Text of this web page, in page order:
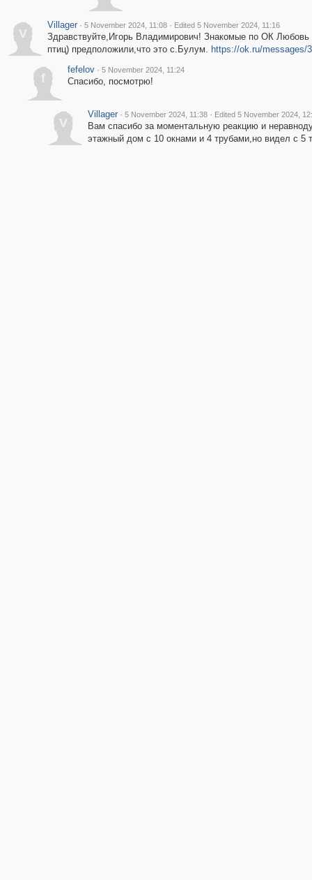
V
Villager · 5 November 2024, 11:08 · Edited 5 November 2024, 11:16
Здравствуйте,Игорь Владимирович! Знакомые по ОК
птиц) предположили,что это с.Булум. https://ok.ru/messages/
f
fefelov · 5 November 2024, 11:24
Спасибо, посмотрю!
V
Villager · 5 November 2024, 11:38 · Edited 5 November 2024,
Вам спасибо за моментальную реакцию и
этажный дом с 10 окнами и 4 трубами,но видел с 5